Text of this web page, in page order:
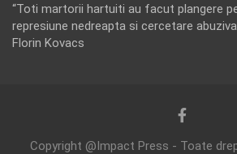
“Toti martorii hartuiti au facut plangere
represiune nedreapta si cercetare
Florin Kovacs
Copyright @Impact Press - Toate